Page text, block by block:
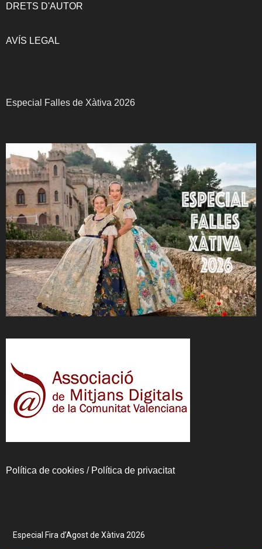
DRETS D'AUTOR
AVÍS LEGAL
Especial Falles de Xàtiva 2026
Política de cookies / Política de privacitat
Especial Fira d’Agost de Xàtiva 2026